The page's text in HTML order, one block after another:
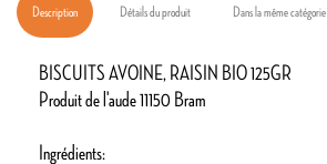
Description Détails du produit Dans la même catégorie
BISCUITS AVOINE, RAISIN BIO 125GR
Produit de l'aude 11150 Bram
Ingrédients: